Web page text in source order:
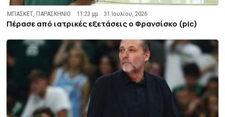
ΜΠΑΣΚΕΤ,ΠΑΡΑΣΚΗΝΙΟ 11:23 μμ 31 Ιουλίου, 2026
Πέρασε από ιατρικές εξετάσεις ο Φρανσίσκο (pic)